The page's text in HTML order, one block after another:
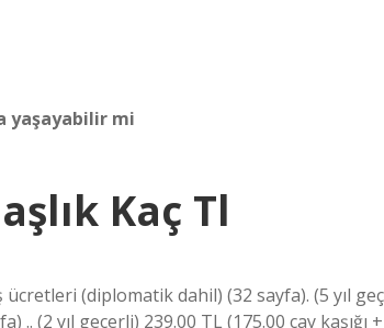
yaşayabilir mi
Kaç Tl
(diplomatik dahil) (32 sayfa). (5 yıl
.. (2 yıl geçerli) 239.00 TL (175.00 çay